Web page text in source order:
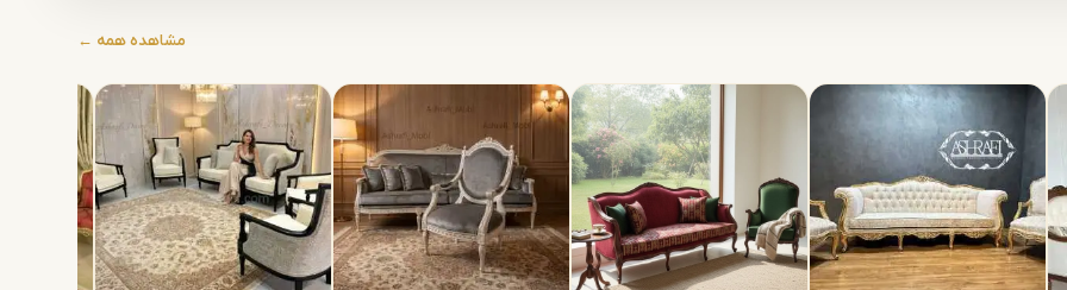
مبل نئوکلاسیک در مشهد
انتخابی بسیار هوشمندانه
از تولیدی
با تولیدی مبل نئوکلاسیک مشهد در ارتباط
مشاهده همه ←